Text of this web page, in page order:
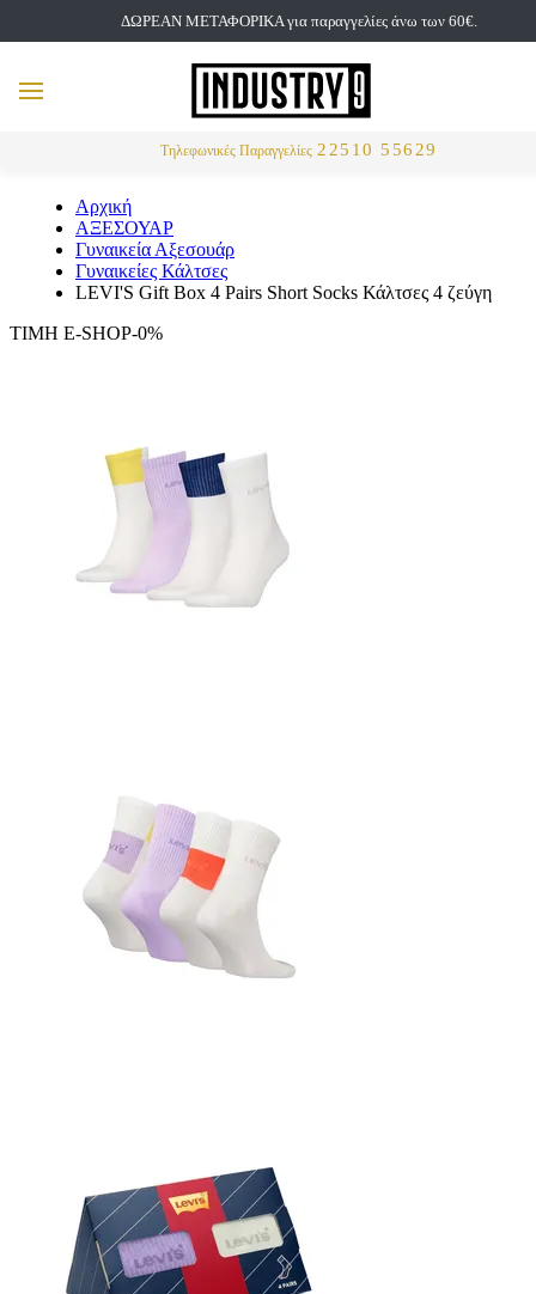
ΔΩΡΕΑΝ ΜΕΤΑΦΟΡΙΚΑ για παραγγελίες άνω των 60€.
Τηλεφωνικές Παραγγελίες 22510 55629
MENU
Αρχική
ΑΞΕΣΟΥΑΡ
Γυναικεία Αξεσουάρ
Γυναικείες Κάλτσες
LEVI'S Gift Box 4 Pairs Short Socks Κάλτσες 4 ζεύγη
ΤΙΜΗ E-SHOP-0%